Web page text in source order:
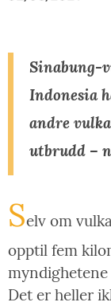
Sinabung-
Indonesia
andre
utbrudd –
Selv om
opptil fem
Det er heller